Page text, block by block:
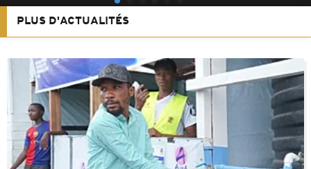
PLUS D'ACTUALITÉS